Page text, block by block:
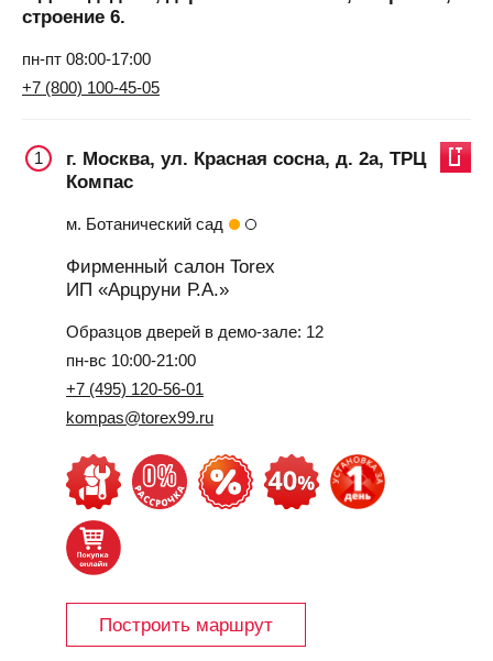
строение 6.
пн-пт 08:00-17:00
+7 (800) 100-45-05
1
г. Москва, ул. Красная сосна, д. 2а, ТРЦ
Компас
м. Ботанический сад
Фирменный салон Torex
ИП «Арцруни Р.А.»
Образцов дверей в демо-зале: 12
пн-вс 10:00-21:00
+7 (495) 120-56-01
kompas@torex99.ru
Построить маршрут